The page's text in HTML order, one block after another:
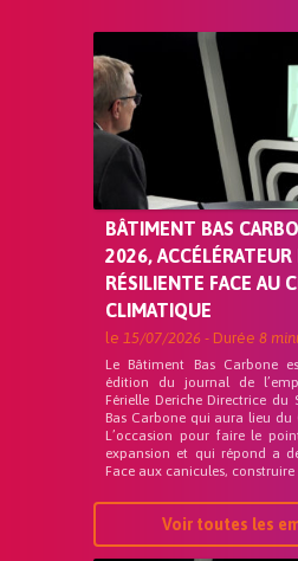
BÂTIMENT BAS
2026, ACCÉLÉRATEUR
RÉSILIENTE FACE AU
CLIMATIQUE
le 15/07/2026 - Durée 8
Le Bâtiment Bas Carbone
édition du journal de
Férielle Deriche Directrice du
Bas Carbone qui aura lieu du
L’occasion pour faire le
expansion et qui répond a
Face aux canicules,
Voir toutes les